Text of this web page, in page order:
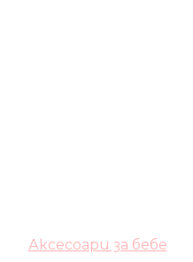
Аксесоари за бебе